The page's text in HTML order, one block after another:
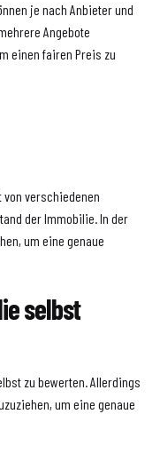
je nach Anbieter und
Angebote
einen fairen Preis zu
verschiedenen
der Immobilie. In der
um eine genaue
selbst
zu bewerten. Allerdings
um eine genaue